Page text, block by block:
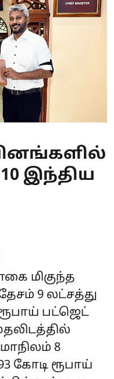
இந்திய
மிகுந்த
9 லட்சத்து
ரூபாய் பட்ஜெட்
8
கோடி ரூபாய்